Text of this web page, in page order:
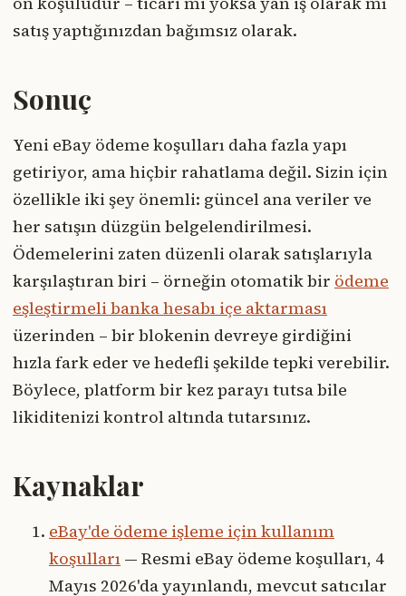
satış yaptığınızdan bağımsız olarak.
Sonuç
Yeni eBay ödeme koşulları daha fazla yapı
getiriyor, ama hiçbir rahatlama değil. Sizin için
özellikle iki şey önemli: güncel ana veriler ve
her satışın düzgün belgelendirilmesi.
Ödemelerini zaten düzenli olarak satışlarıyla
karşılaştıran biri – örneğin otomatik bir ödeme
eşleştirmeli banka hesabı içe aktarması
üzerinden – bir blokenin devreye girdiğini
hızla fark eder ve hedefli şekilde tepki verebilir.
Böylece, platform bir kez parayı tutsa bile
likiditenizi kontrol altında tutarsınız.
Kaynaklar
eBay'de ödeme işleme için kullanım
koşulları — Resmi eBay ödeme koşulları, 4
Mayıs 2026'da yayınlandı, mevcut satıcılar